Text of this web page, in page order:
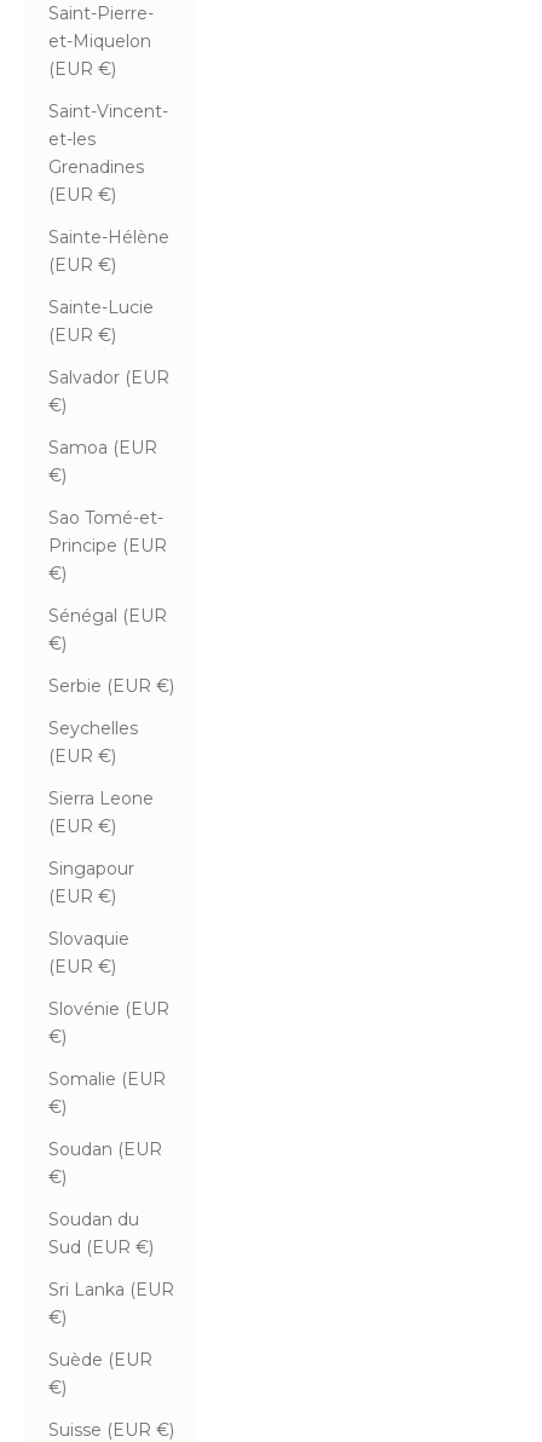
Saint-Pierre-
et-Miquelon
(EUR €)
Saint-Vincent-
et-les
Grenadines
(EUR €)
Sainte-Hélène
(EUR €)
Sainte-Lucie
(EUR €)
Salvador (EUR
€)
Samoa (EUR
€)
Sao Tomé-et-
Principe (EUR
€)
Sénégal (EUR
€)
Serbie (EUR €)
Seychelles
(EUR €)
Sierra Leone
(EUR €)
Singapour
(EUR €)
Slovaquie
(EUR €)
Slovénie (EUR
€)
Somalie (EUR
€)
Soudan (EUR
€)
Soudan du
Sud (EUR €)
Sri Lanka (EUR
€)
Suède (EUR
€)
Suisse (EUR €)